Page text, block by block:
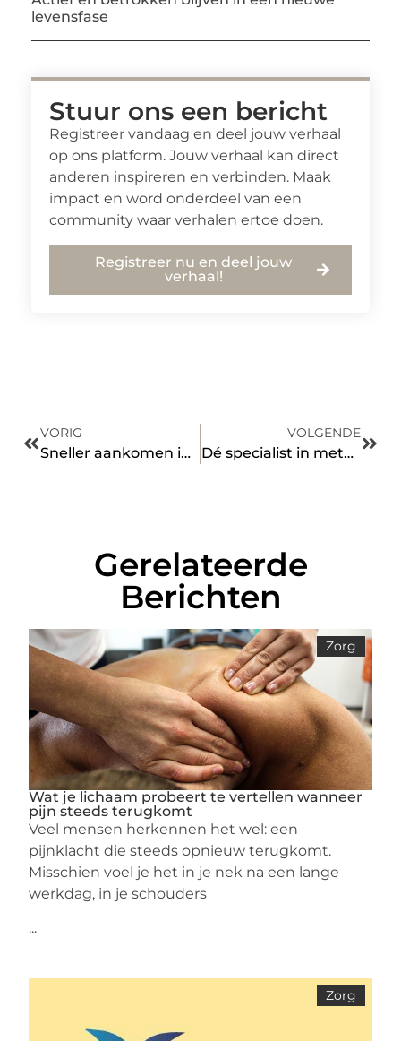
levensfase
Stuur ons een bericht
Registreer vandaag en deel jouw verhaal
op ons platform. Jouw verhaal kan direct
anderen inspireren en verbinden. Maak
impact en word onderdeel van een
community waar verhalen ertoe doen.
Registreer nu en deel jouw
verhaal!
VORIG
Sneller aankomen in gewicht
VOLGENDE
Dé specialist in metaalbewerking in Almelo en omstreken voorziet u van maatwerk
Gerelateerde
Berichten
Zorg
Wat je lichaam probeert te vertellen wanneer
pijn steeds terugkomt
Veel mensen herkennen het wel: een
pijnklacht die steeds opnieuw terugkomt.
Misschien voel je het in je nek na een lange
werkdag, in je schouders
...
Zorg